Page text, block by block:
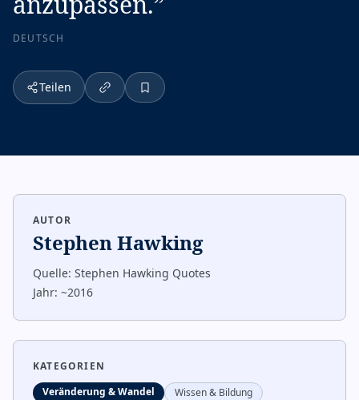
DEUTSCH
Teilen
AUTOR
Stephen Hawking
Quelle: Stephen Hawking Quotes
Jahr: ~2016
KATEGORIEN
Veränderung & Wandel
Wissen & Bildung